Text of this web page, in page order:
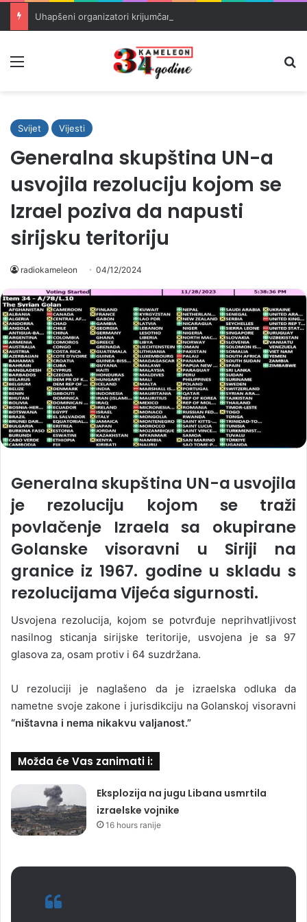
Svijet Vijesti
Generalna skupština UN-a
usvojila rezoluciju kojom se
Izrael poziva da napusti
sirijsku teritoriju
radiokameleon 04/12/2024
Generalna skupština UN-a usvojila
je rezoluciju kojom se traži
povlačenje Izraela sa okupirane
Golanske visoravni u Siriji na
granice iz 1967. godine u skladu s
rezolucijama Vijeća sigurnosti.
Usvojena rezolucija, kojom se potvrđuje neprihvatljivost
nasilnog sticanja sirijske teritorije, usvojena je sa 97
glasova za, osam protiv i 64 suzdržana.
U rezoluciji je naglašeno da je izraelska odluka da
nametne svoje zakone i jurisdikciju na Golanskoj visoravni
“ništavna i nema nikakvu valjanost.”
Možda će Vas zanimati i:
Eksplozija na jugu Libana usmrtila
izraelske vojnike
16 hours ranije